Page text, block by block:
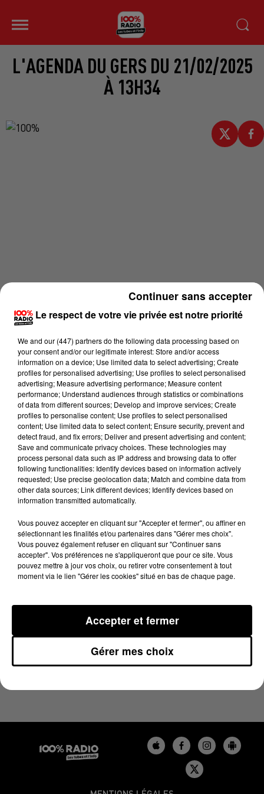
L'AGENDA DU GERS DU 21/02/2025
À 13H34
Lecture (1 min 13 sec)
100%
21 février 2025 - 1 min 13 sec
L'AGENDA DU GERS DU 21/02/2025 À 13H34
Le respect de votre vie privée est notre priorité
We and our (447) partnersdo the following data processing based on
your consent and/or our legitimate interest: Store and/or access
information on a device; Use limited data to select advertising; Create
profiles for personalised advertising; Use profiles to select personalised
advertising; Measure advertising performance; Measure content
performance; Understand audiences through statistics or combinations
of data from different sources; Develop and improve services; Create
profiles to personalise content; Use profiles to select personalised
content; Use limited data to select content; Ensure security, prevent and
detect fraud, and fix errors; Deliver and present advertising and content;
Save and communicate privacy choices. These technologies may
process personal data such as IP address and browsing data to offer
following functionalities: Identify devices based on information actively
requested; Use precise geolocation data; Match and combine data from
other data sources; Link different devices; Identify devices based on
information transmitted automatically.
Vous pouvez accepter en cliquant sur "Accepter et fermer", ou affiner en
sélectionnant les finalités et/ou partenaires dans "Gérer mes choix".
Vous pouvez également refuser en cliquant sur "Continuer sans
accepter". Vos préférences ne s'appliqueront que pour ce site. Vous
pouvez mettre à jour vos choix, ou retirer votre consentement à tout
moment via le lien "Gérer les cookies" situé en bas de chaque page.
Gérer mes choix
Accepter et fermer
Continuer sans accepter